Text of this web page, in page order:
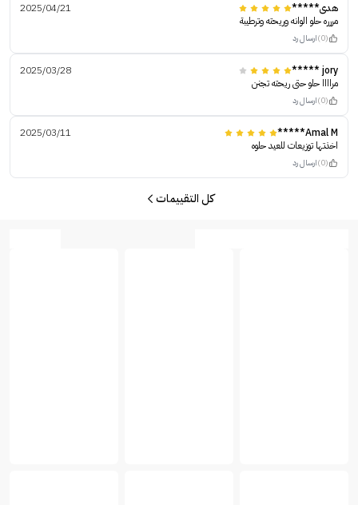
هدى*****
2025/04/21
مررره حلو الوانه وريحته وترطيبة
(0) ارسال رد
jory *****
2025/03/28
مراااا حلو حتى ريحته تجنن
(0) ارسال رد
Amal M*****
2025/03/11
اخذتها توزيعات للعيد حلوه
(0) ارسال رد
كل التقييمات